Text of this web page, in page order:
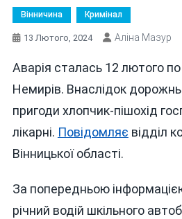
Вінничина Кримінал
13 Лютого, 2024 Аліна Мазур
Аварія сталась 12 лютого
Немирів. Внаслідок
пригоди хлопчик-пішохід
лікарні. Повідомляє відділ
Вінницької області.
За попередньою
річний водій шкільного